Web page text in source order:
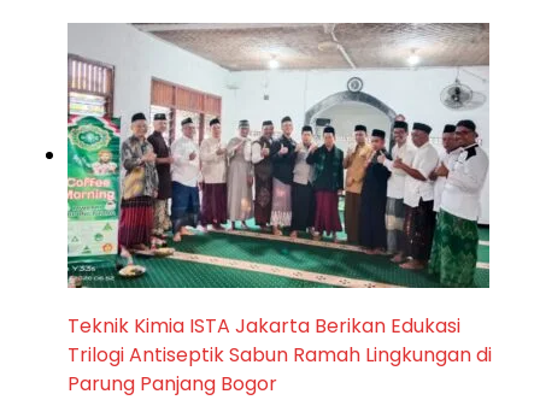
Teknik Kimia ISTA Jakarta Berikan Edukasi
Trilogi Antiseptik Sabun Ramah Lingkungan di
Parung Panjang Bogor